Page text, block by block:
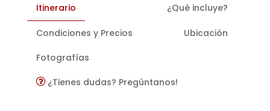
Itinerario ¿Qué incluye?
Condiciones y Precios Ubicación
Fotografías
¿Tienes dudas? Pregúntanos!